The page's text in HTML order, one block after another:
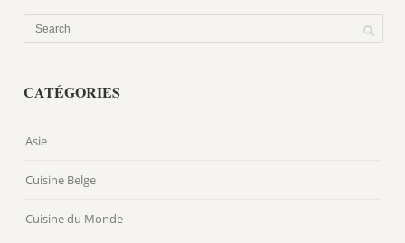
CATÉGORIES
Asie
Cuisine Belge
Cuisine du Monde